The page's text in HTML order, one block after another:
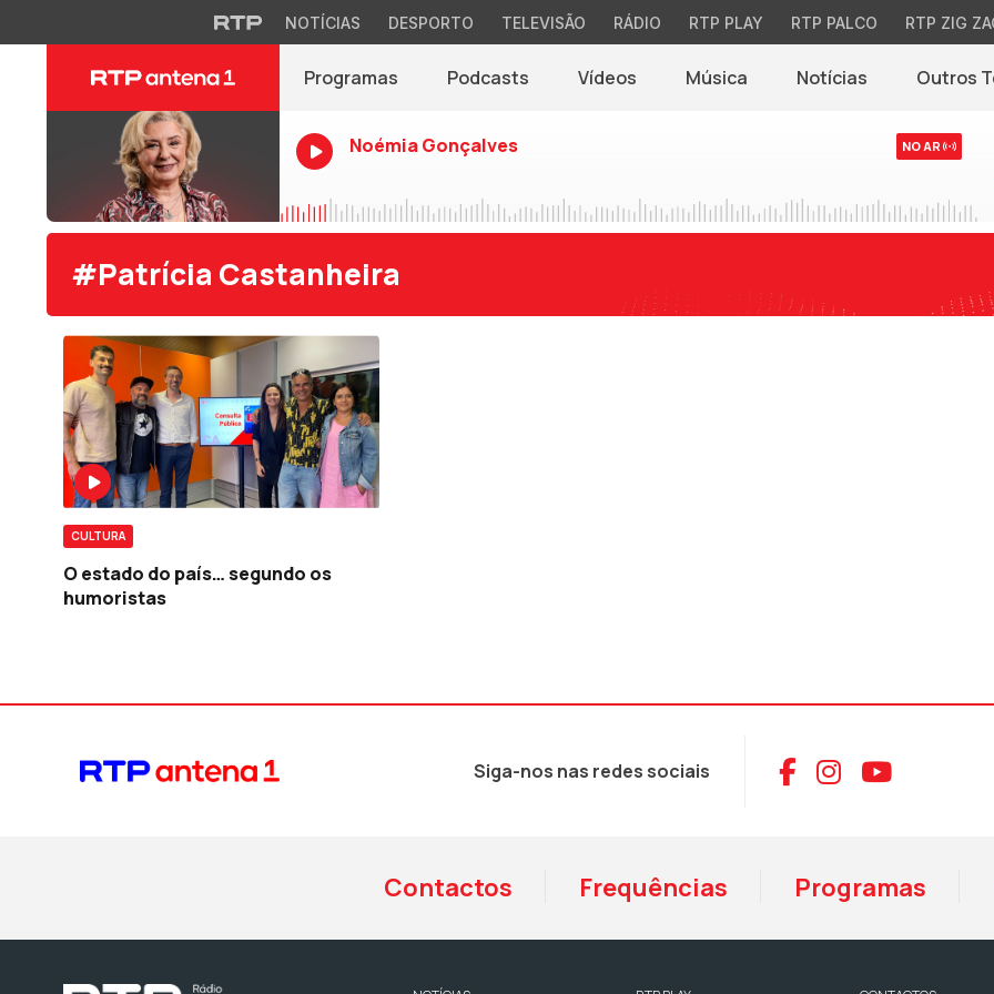
NOTÍCIAS DESPORTO TELEVISÃO RÁDIO RTP PLAY RTP PALCO RTP ZIG
Programas Podcasts Vídeos Música Notícias(abre em nova
Outros
Noémia Gonçalves NO AR
#Patrícia Castanheira
CULTURA
O estado do país… segundo os
humoristas
Siga-nos nas redes sociais Aceder ao
Aceder ao
Aceder
Contactos Frequências Programas